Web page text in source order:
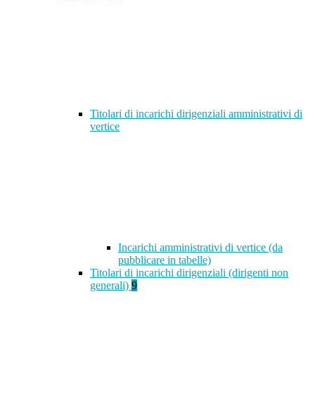
Titolari di incarichi dirigenziali amministrativi di
vertice
Incarichi amministrativi di vertice (da
pubblicare in tabelle)
Titolari di incarichi dirigenziali (dirigenti non
generali) 9